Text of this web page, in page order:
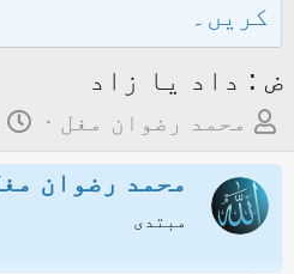
کریں۔
ض : داد یا زاد
م
ض
و
محمد رضوان مغل
محمد رضوان
مبتدی